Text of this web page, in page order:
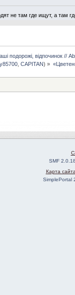
не там где ищут, а там
подорожі, відпочинок //
,CAPITAN) »
SMF
Карта
SimplePortal